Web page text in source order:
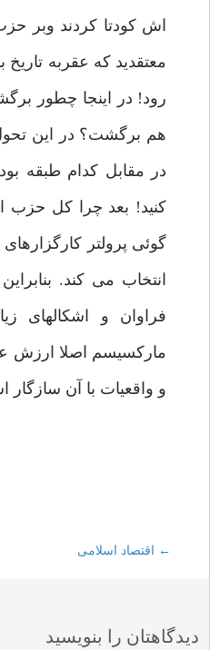
اش کودتا کردند وبر
معتقدید که عقربه
رود! در اینجا چطور
هم برگشت؟ در این
در مقابل کدام طبقه
کنید! بعد چرا کل حزب
گوئی پرولتر
انتخاب می کند.
فراوان و اشکالهای
مارکسیسم اصلا ارزش
و واقعیات با آن
Post
navigation
← اقتصاد اسلامی
دیدگاهتان را بنویسید